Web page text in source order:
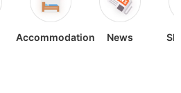
Accommodation News